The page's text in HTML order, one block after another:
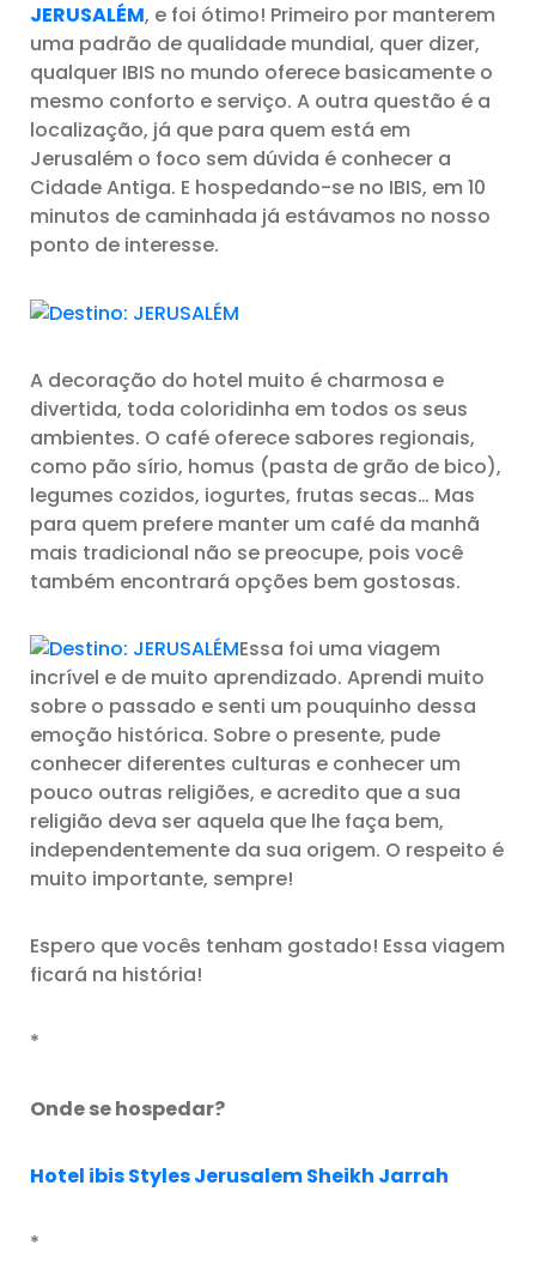
JERUSALÉM, e foi ótimo! Primeiro por manterem
uma padrão de qualidade mundial, quer dizer,
qualquer IBIS no mundo oferece basicamente o
mesmo conforto e serviço. A outra questão é a
localização, já que para quem está em
Jerusalém o foco sem dúvida é conhecer a
Cidade Antiga. E hospedando-se no IBIS, em 10
minutos de caminhada já estávamos no nosso
ponto de interesse.
A decoração do hotel muito é charmosa e
divertida, toda coloridinha em todos os seus
ambientes. O café oferece sabores regionais,
como pão sírio, homus (pasta de grão de bico),
legumes cozidos, iogurtes, frutas secas… Mas
para quem prefere manter um café da manhã
mais tradicional não se preocupe, pois você
também encontrará opções bem gostosas.
Essa foi uma viagem
incrível e de muito aprendizado. Aprendi muito
sobre o passado e senti um pouquinho dessa
emoção histórica. Sobre o presente, pude
conhecer diferentes culturas e conhecer um
pouco outras religiões, e acredito que a sua
religião deva ser aquela que lhe faça bem,
independentemente da sua origem. O respeito é
muito importante, sempre!
Espero que vocês tenham gostado! Essa viagem
ficará na história!
*
Onde se hospedar?
Hotel ibis Styles Jerusalem Sheikh Jarrah
*